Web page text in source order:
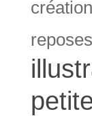
reposes